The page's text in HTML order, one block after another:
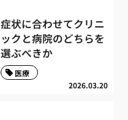
症状に合わせてクリニ
ックと病院のどちらを
選ぶべきか
2026.03.20
医療